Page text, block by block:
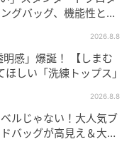
グバッグ、機能性とデ
2026.8.8
感」爆誕！ 【しまむ
しい「洗練トップス」
2026.8.8
ルじゃない！大人気ブ
バッグが高見え＆大容